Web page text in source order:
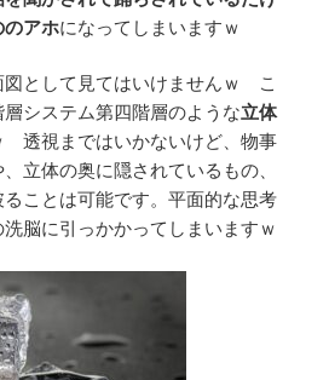
のアホになってしまいますｗ
図として見てはいけませんｗ こ
システム第四階層のような立体
透視まではいかないけど、物事
立体の奥に隠されているもの、
ことは可能です。平面的な思考
脳に引っかかってしまいますｗ